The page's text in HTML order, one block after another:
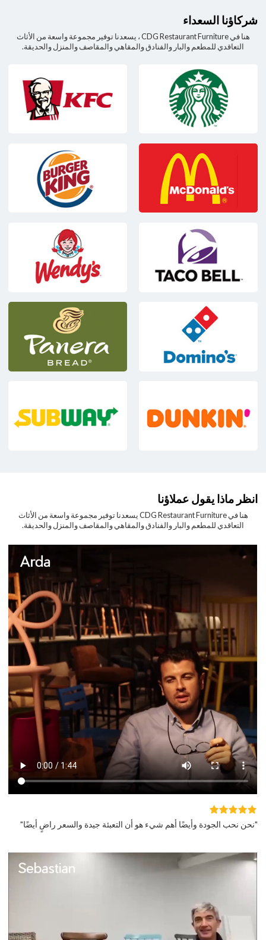
شركاؤنا السعداء
هنا في CDG Restaurant Furniture ، يسعدنا توفير مجموعة واسعة من الأثاث
التعاقدي للمطعم والبار والفنادق والمقاهي والمقاصف والمنزل والحديقة.
انظر ماذا يقول عملاؤنا
هنا في CDG Restaurant Furniture يسعدنا توفير مجموعة واسعة من الأثاث
التعاقدي للمطعم والبار والفنادق والمقاهي والمقاصف والمنزل والحديقة.
"نحن نحب الجودة وأيضًا أهم شيء هو أن التعبئة جيدة والسعر راضٍ أيضًا"